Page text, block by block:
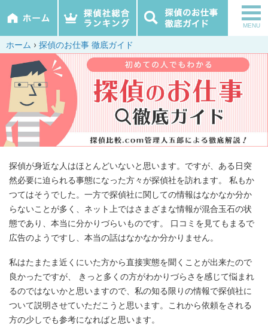
MENU
ホーム › 探偵のお仕事 徹底ガイド
探偵が身近な人はほとんどいないと思います。ですが、ある日突
然必要に迫られる事態になった方々が探偵社を訪れます。 私もか
つてはそうでした。一方で探偵社に関しての情報はなかなか分か
らないことが多く、ネット上ではさまざまな情報が混合玉石の状
態であり、本当に分かりづらいものです。 口コミを見てもまるで
広告のようですし、本当の話はなかなか分かりません。
私はたまたま近くにいた方から直接実態を聞くことが出来たので
良かったですが、 きっと多くの方がわかりづらさを感じて悩まれ
るのではないかと思いますので、私の知る限りの情報で探偵社に
ついて説明させていただこうと思います。これから依頼をされる
方の少しでも参考になればと思います。